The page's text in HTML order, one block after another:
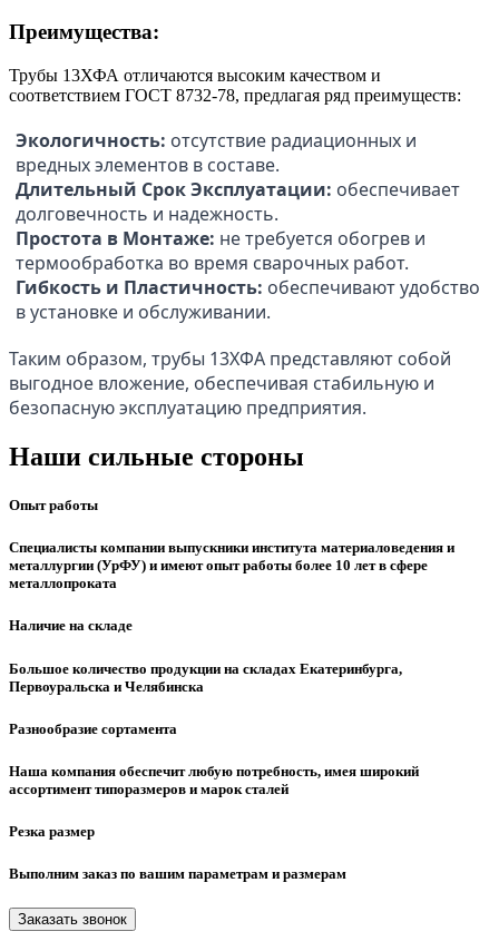
Преимущества:
Трубы 13ХФА отличаются высоким качеством и
соответствием ГОСТ 8732-78, предлагая ряд преимуществ:
Экологичность: отсутствие радиационных и
вредных элементов в составе.
Длительный Срок Эксплуатации: обеспечивает
долговечность и надежность.
Простота в Монтаже: не требуется обогрев и
термообработка во время сварочных работ.
Гибкость и Пластичность: обеспечивают удобство
в установке и обслуживании.
Таким образом, трубы 13ХФА представляют собой
выгодное вложение, обеспечивая стабильную и
безопасную эксплуатацию предприятия.
Наши сильные стороны
Опыт работы
Специалисты компании выпускники института материаловедения и
металлургии (УрФУ) и имеют опыт работы более 10 лет в сфере
металлопроката
Наличие на складе
Большое количество продукции на складах Екатеринбурга,
Первоуральска и Челябинска
Разнообразие сортамента
Наша компания обеспечит любую потребность, имея широкий
ассортимент типоразмеров и марок сталей
Резка размер
Выполним заказ по вашим параметрам и размерам
Заказать звонок